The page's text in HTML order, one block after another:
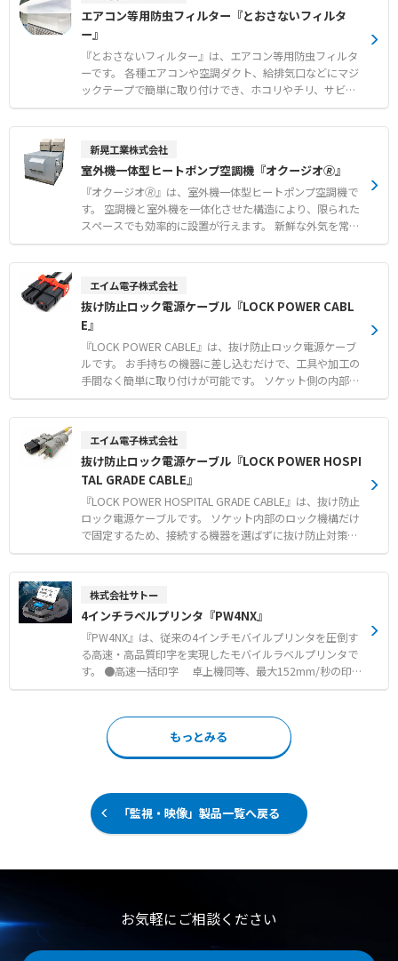
スペースや移動先でのカード読み取り
m単位で1枚からオーダーメイド製作が可能で、短納期で
それぞれの窓枠に合わせたサイズを提供します。 【特徴】
●80メッシュの極細網目による微小な虫やホコリの確実な
侵入防止 ●マジックテープによる簡単な取り付けと窓開閉
用ファスナーの搭載 ●メーカー国内工場での10mm単位の
オーダーメイド製作と短納期対応 【用途・事例】 ●網戸
の防虫対策 ●食品工場等における手軽で確実なフードディ
フェンスの構築
エアコン等用防虫フィルター『とおさないフィルタ
ー』
『とおさないフィルター』は、エアコン等用防虫フィルタ
ーです。 各種エアコンや空調ダクト、給排気口などにマジ
ックテープで簡単に取り付けでき、ホコリやチリ、サビの
飛散や小さな虫の侵入を効果的に防ぎます。 通気性の高い
素材を使用しているため空調機に負荷をかけず、燃焼時に
形状に加え、設置場所に応じたオーダーメイド製作にも対
応可能です。 標準タイプと、より微小な異物に対応する目
細タイプから、用途に合わせて選択できます。 【特徴】
●空調機やダクトからのホコリ飛散および微小昆虫の侵入
防止 ●マジックテープ仕様による簡単設置とスムーズなフ
ィルター交換 ●空調機に負荷をかけない高い通気性と燃焼
時無毒な安全素材 【用途・事例】 ●食品工場におけるフ
床置パッケージ型など各種エアコンへの防虫対策 ●サビの
飛散が懸念されるユニットクーラーなどの衛生環境改善
新晃工業株式会社
室外機一体型ヒートポンプ空調機『オクージオ🄬』
『オクージオ🄬』は、室外機一体型ヒートポンプ空調機で
す。 空調機と室外機を一体化させた構造により、限られた
スペースでも効率的に設置が行えます。 新鮮な外気を常時
取り入れる全外気システムを採用しており、屋内の空気環
境を快適に維持します。 オプションのドライモジュールを
デフロスト時における冷風送風を緩和いたします。 さらに
水気化式加湿器の搭載も可能であり、乾燥しがちな冬期の
室内にも潤いのある空気を提供します。 【特徴】 ●空調
機と室外機を一体化させた省スペース設計による高い設置
性 ●新鮮な外気を常時取り入れて屋内の空気環境を快適に
保つ全外気システム ●除湿再熱や冬期の冷風送風緩和を可
能にするドライモジュールオプション 【用途・事例】 ●
おける大容量加湿を伴う空気制御 ●複数台を連携させてデ
フロスト時の能力低下を抑制するローテーション運用
エイム電子株式会社
抜け防止ロック電源ケーブル『LOCK POWER CABL
E』
『LOCK POWER CABLE』は、抜け防止ロック電源ケーブ
ルです。 お手持ちの機器に差し込むだけで、工具や加工の
手間なく簡単に取り付けが可能です。 ソケット側の内部構
造のみでロックするため、接続する機器側を選ばない万能
な設計となっています。 メーカー従来品と比べてソケット
軽減します。 電源系統の冗長化管理に便利なカラーモデル
（赤／青）をラインアップし、誤脱事故を未然に防ぎま
す。 【特徴】 ●工具や加工作業が一切不要で差し込むだ
けの簡単ワンタッチ取り付け ●接続機器を選ばずにソケッ
ト側の内部構造のみで確実に固定する独自ロック仕様 ●隣
接コネクタとの干渉を軽減するスリム設計および系統識別
に最適なカラーモデル 【用途・事例】 ●医療現場や放送
る両側での徹底した誤脱対策 ●赤と青のカラーモデルを活
用した電源のA系統およびB系統の視覚的な識別管理
エイム電子株式会社
抜け防止ロック電源ケーブル『LOCK POWER HOSPI
TAL GRADE CABLE』
『LOCK POWER HOSPITAL GRADE CABLE』は、抜け防止
ロック電源ケーブルです。 ソケット内部のロック機構だけ
で固定するため、接続する機器を選ばずに抜け防止対策が
行えます。 工具や加工の手間がなく、ワンタッチで装着で
きるため医療現場での誤脱事故を未然に防ぎます。 ライン
「APW7-HG5-15/C13LS-02」と、医用プラグJIS T 1021に
適合した「APW15-H5-15/C13LS-」を用意しています。 P
SEやRoHS10に対応しており、安全で信頼性の高い医療環
境を構築します。 【特徴】 ●ソケット内部のロック機構
により接続機器を選ばない万能仕様 ●工具や加工が一切不
要でワンタッチ装着が可能な抜け防止構造 ●UL規格準拠
途・事例】 ●医療現場における各種医療機器の電源誤脱事
故防止 ●頻繁な抜き差しを必要としない医療用電子機器の
常時接続保護 ●病院施設などの高い信頼性と安全性が求め
株式会社サトー
4インチラベルプリンタ『PW4NX』
『PW4NX』は、従来の4インチモバイルプリンタを圧倒す
る高速・高品質印字を実現したモバイルラベルプリンタで
す。 ●高速一括印字 卓上機同等、最大152mm/秒の印
字スピードを実現。 ●高品質印字 バッテリー残量が少
ウドによるデータ保管・配信 発行アプリケーションやマ
スタデータの保管・配信をクラウドで効率化。いつでもど
こでも簡単にデータの配信・更新が可能です。 ●過酷な現
もっとみる
「監視・映像」製品一覧へ戻る
お気軽にご相談ください